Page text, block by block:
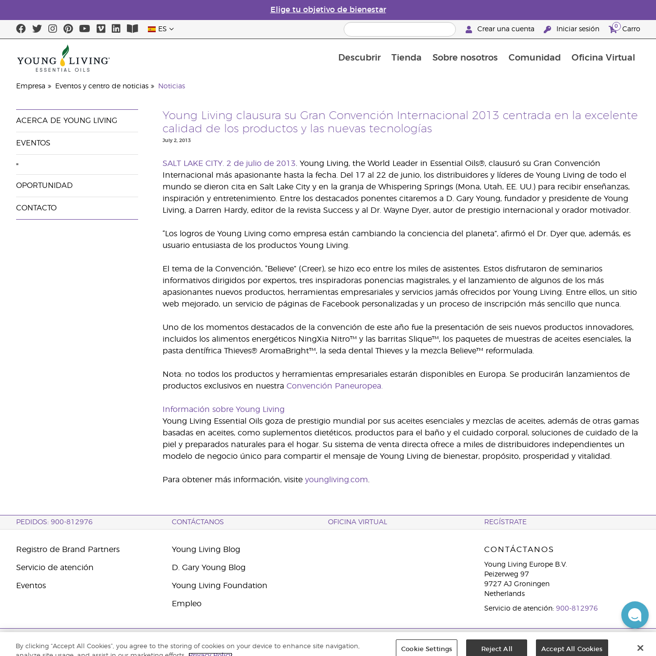
Elige tu objetivo de bienestar
ES Crear una cuenta Iniciar sesión 0 Carro
Descubrir Tienda Sobre nosotros Comunidad Oficina Virtual
Empresa Eventos y centro de noticias Noticias
ACERCA DE YOUNG LIVING
EVENTOS
=
OPORTUNIDAD
CONTACTO
Young Living clausura su Gran Convención Internacional 2013 centrada en la excelente
calidad de los productos y las nuevas tecnologías
July 2, 2013
SALT LAKE CITY. 2 de julio de 2013 . Young Living, the World Leader in Essential Oils®, clausuró su Gran Convención
Internacional más apasionante hasta la fecha. Del 17 al 22 de junio, los distribuidores y líderes de Young Living de todo el
mundo se dieron cita en Salt Lake City y en la granja de Whispering Springs (Mona, Utah, EE. UU.) para recibir enseñanzas,
inspiración y entretenimiento. Entre los destacados ponentes citaremos a D. Gary Young, fundador y presidente de Young
Living, a Darren Hardy, editor de la revista Success y al Dr. Wayne Dyer, autor de prestigio internacional y orador motivador.
“Los logros de Young Living como empresa están cambiando la conciencia del planeta”, afirmó el Dr. Dyer que, además, es
usuario entusiasta de los productos Young Living.
El tema de la Convención, “Believe” (Creer), se hizo eco entre los miles de asistentes. Estos disfrutaron de seminarios
informativos dirigidos por expertos, tres inspiradoras ponencias magistrales, y el lanzamiento de algunos de los más
apasionantes nuevos productos, herramientas empresariales y servicios jamás ofrecidos por Young Living. Entre ellos, un sitio
web mejorado, un servicio de páginas de Facebook personalizadas y un proceso de inscripción más sencillo que nunca.
Uno de los momentos destacados de la convención de este año fue la presentación de seis nuevos productos innovadores,
incluidos los alimentos energéticos NingXia Nitro™ y las barritas Slique™, los paquetes de muestras de aceites esenciales, la
pasta dentífrica Thieves® AromaBright™, la seda dental Thieves y la mezcla Believe™ reformulada.
Nota: no todos los productos y herramientas empresariales estarán disponibles en Europa. Se producirán lanzamientos de
productos exclusivos en nuestra Convención Paneuropea.
Información sobre Young Living
Young Living Essential Oils goza de prestigio mundial por sus aceites esenciales y mezclas de aceites, además de otras gamas
basadas en aceites, como suplementos dietéticos, productos para el baño y el cuidado corporal, soluciones de cuidado de la
piel y preparados naturales para el hogar. Su sistema de venta directa ofrece a miles de distribuidores independientes un
modelo de negocio único para compartir el mensaje de Young Living de bienestar, propósito, prosperidad y vitalidad.
Para obtener más información, visite youngliving.com
PEDIDOS: 900-812976 CONTÁCTANOS OFICINA VIRTUAL REGÍSTRATE
Registro de Brand Partners
Servicio de atención
Eventos
Young Living Blog
D. Gary Young Blog
Young Living Foundation
Empleo
CONTÁCTANOS
Young Living Europe B.V.
Peizerweg 97
9727 AJ Groningen
Netherlands
Servicio de atención: 900-812976
By clicking “Accept All Cookies”, you agree to the storing of cookies on your device to enhance site navigation,
Cookie Settings Reject All Accept All Cookies